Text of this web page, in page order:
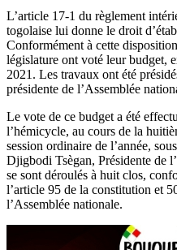
Message
L’article 17-1 du règlement
togolaise lui donne le droit
Conformément à cette
législature ont voté leur budget,
2021. Les travaux ont été
présidente de l’Assemblée
Le vote de ce budget a été
l’hémicycle, au cours de la
session ordinaire de l’année,
Djigbodi Tsègan, Présidente de
se sont déroulés à huit clos,
l’article 95 de la constitution et
l’Assemblée nationale.